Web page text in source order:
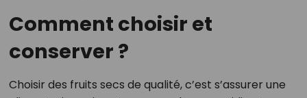
Comment choisir et
conserver ?
Choisir des fruits secs de qualité, c’est s’assurer une